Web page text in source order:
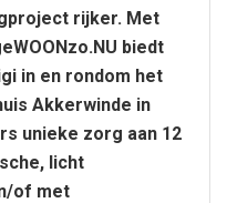
rijker. Met
biedt
in en rondom het
Akkerwinde in
unieke zorg aan 12
licht
of met